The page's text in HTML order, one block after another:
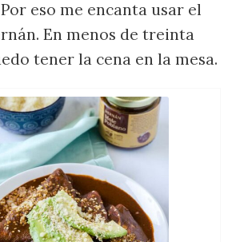
eso me encanta usar el
En menos de treinta
tener la cena en la mesa.